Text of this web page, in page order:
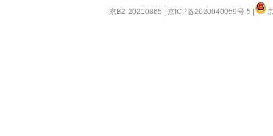
京B2-20210865 京ICP备2020040059号-5